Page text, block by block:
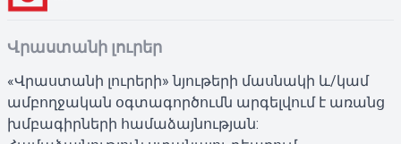
Վրաստանի լուրեր
«Վրաստանի լուրերի» նյութերի մասնակի և/կամ
ամբողջական օգտագործումն արգելվում է առանց
խմբագիրների համաձայնության: